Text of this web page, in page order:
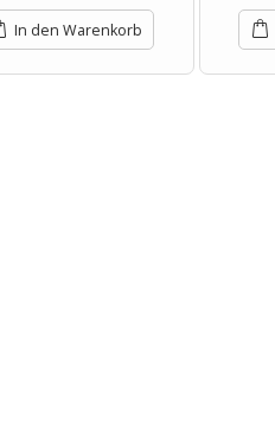
In den Warenkorb